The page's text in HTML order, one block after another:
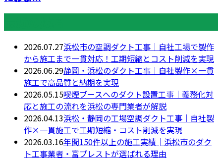
2026.07.27浜松市の空調ダクト工事｜自社工場で製作
から施工まで一貫対応！工期短縮とコスト削減を実現
2026.06.29静岡・浜松のダクト工事｜自社製作×一貫
施工で高品質と納期を実現
2026.05.15喫煙ブースへのダクト設置工事｜義務化対
応と施工の流れを浜松の専門業者が解説
2026.04.13浜松・静岡の工場空調ダクト工事｜自社製
作×一貫施工で工期短縮・コスト削減を実現
2026.03.16年間150件以上の施工実績│浜松市のダク
ト工事業者・富ブレストが選ばれる理由